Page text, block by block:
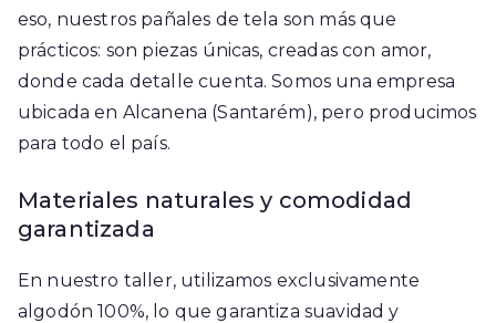
eso, nuestros pañales de tela son más que
prácticos: son piezas únicas, creadas con amor,
donde cada detalle cuenta. Somos una empresa
ubicada en Alcanena (Santarém), pero producimos
para todo el país.
Materiales naturales y comodidad
garantizada
En nuestro taller, utilizamos exclusivamente
algodón 100%, lo que garantiza suavidad y